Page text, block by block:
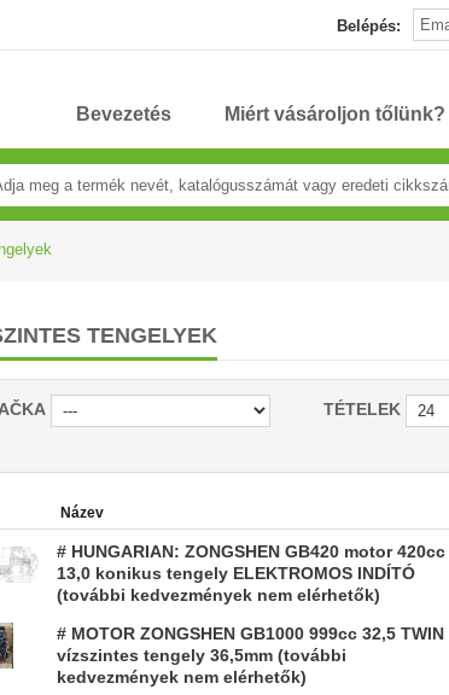
Belépés:
Bevezetés Miért vásároljon tőlünk?
TENGELYEK
TÉTELEK
Název
# HUNGARIAN: ZONGSHEN GB420 motor 420cc
13,0 konikus tengely ELEKTROMOS INDÍTÓ
(további kedvezmények nem elérhetők)
# MOTOR ZONGSHEN GB1000 999cc 32,5 TWIN
vízszintes tengely 36,5mm (további
kedvezmények nem elérhetők)